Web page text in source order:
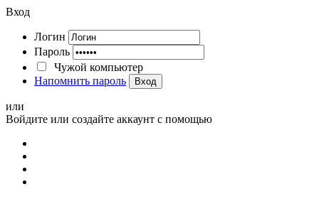
Вход
Логин
Пароль
Чужой компьютер
Напомнить пароль
Вход
или
Войдите или создайте аккаунт с помощью